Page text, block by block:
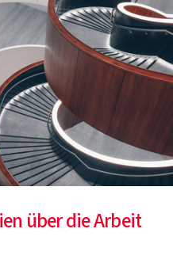
über die Arbeit